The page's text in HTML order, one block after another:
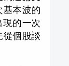
本波的
的一次
個股談